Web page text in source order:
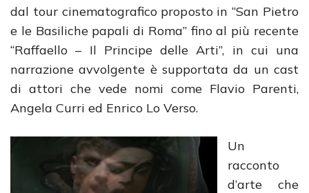
dal tour cinematografico proposto in “San Pietro
e le Basiliche papali di Roma” fino al più recente
“Raffaello – Il Principe delle Arti”, in cui una
narrazione avvolgente è supportata da un cast
di attori che vede nomi come Flavio Parenti,
Angela Curri ed Enrico Lo Verso.
Un
racconto
d’arte che